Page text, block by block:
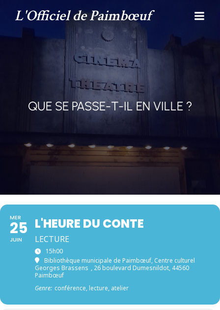
L'Officiel de Paimbœuf
QUE SE PASSE-T-IL EN VILLE ?
MER
25
JUIN
L'HEURE DU CONTE
LECTURE
15h00
Bibliothèque municipale de Paimbœuf, Centre culturel
Georges Brassens , 26 boulevard Dumesnildot, 44560
Paimbœuf
Genre: conférence, lecture, atelier